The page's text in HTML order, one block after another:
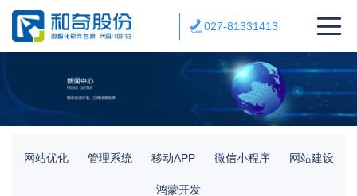
027-81331413
网站优化 管理系统 移动APP 微信小程序 网站建设
鸿蒙开发